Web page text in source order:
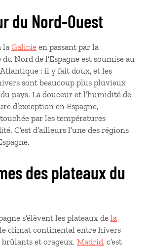
du Nord-Ouest
la Galicie en passant par la
Nord de l’Espagne est soumise au
Atlantique : il y fait doux, et les
sont beaucoup plus pluvieux
pays. La douceur et l’humidité de
d’exception en Espagne,
par les températures
C’est d’ailleurs l’une des régions
s’élèvent les plateaux de la
climat continental entre hivers
et orageux. Madrid, c’est